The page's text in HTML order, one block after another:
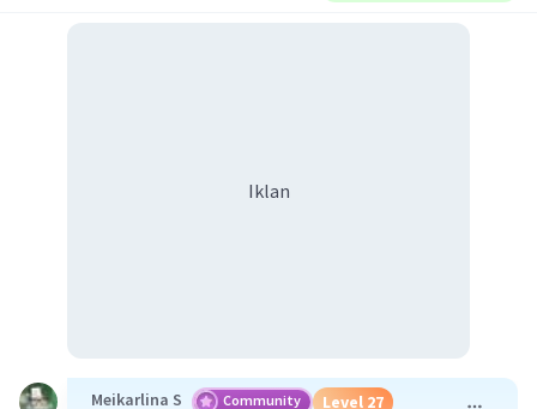
Iklan
Meikarlina S Community Level 27